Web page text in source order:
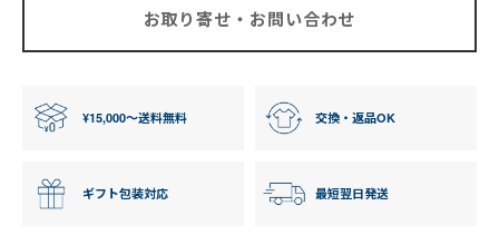
お取り寄せ・お問い合わせ
¥15,000〜送料無料 交換・返品OK
ギフト包装対応 最短翌日発送